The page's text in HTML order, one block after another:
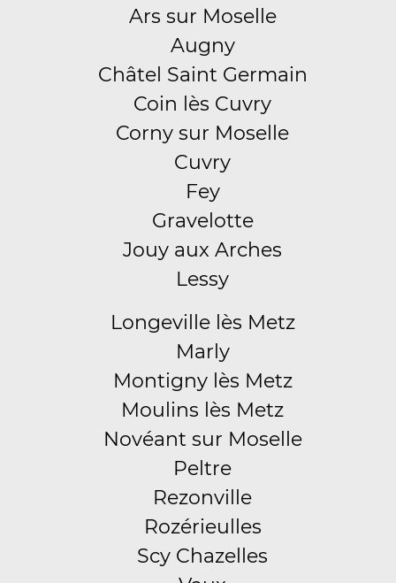
Ars sur Moselle
Augny
Châtel Saint Germain
Coin lès Cuvry
Corny sur Moselle
Cuvry
Fey
Gravelotte
Jouy aux Arches
Lessy
Longeville lès Metz
Marly
Montigny lès Metz
Moulins lès Metz
Novéant sur Moselle
Peltre
Rezonville
Rozérieulles
Scy Chazelles